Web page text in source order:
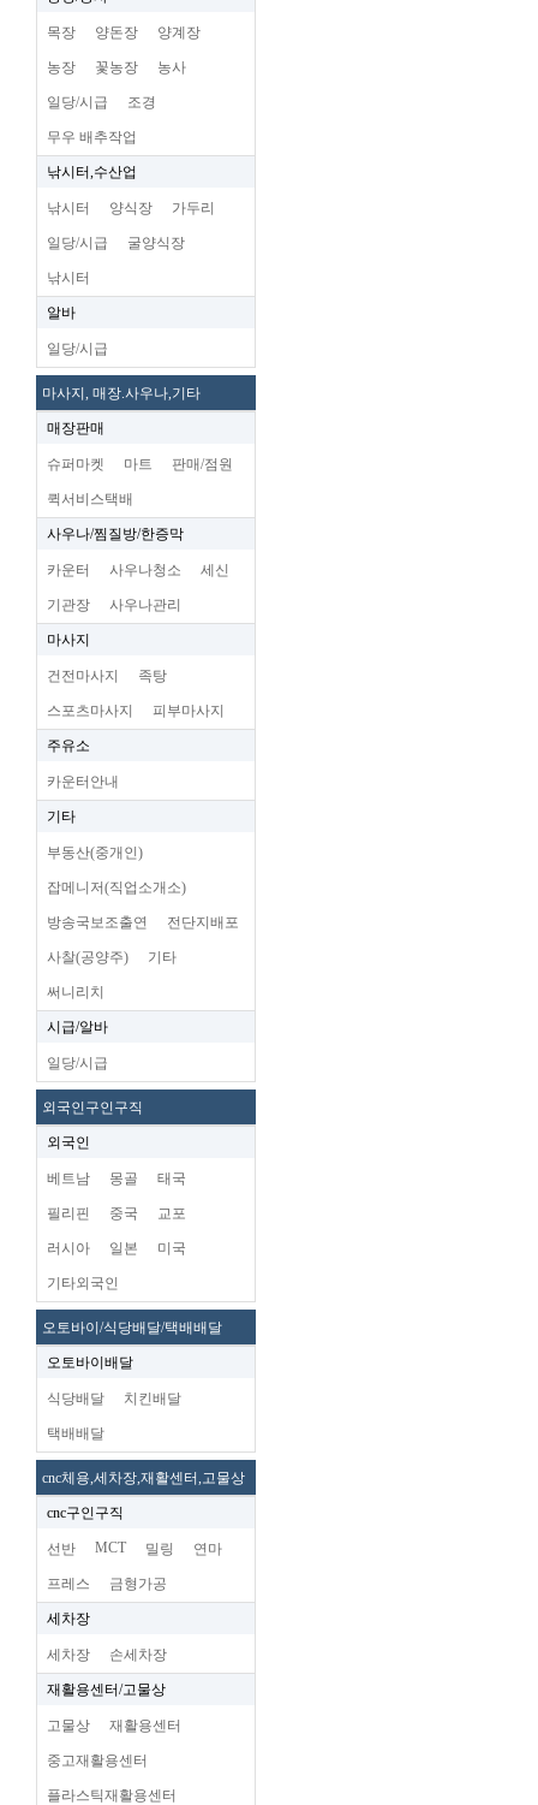
목장 양돈장 양계장
농장 꽃농장 농사
일당/시급 조경
무우 배추작업
낚시터,수산업
낚시터 양식장 가두리
일당/시급 굴양식장
낚시터
알바
일당/시급
마사지, 매장.사우나,기타
매장판매
슈퍼마켓 마트 판매/점원
퀵서비스택배
사우나/찜질방/한증막
카운터 사우나청소 세신
기관장 사우나관리
마사지
건전마사지 족탕
스포츠마사지 피부마사지
주유소
카운터안내
기타
부동산(중개인)
잡메니저(직업소개소)
방송국보조출연 전단지배포
사찰(공양주) 기타
써니리치
시급/알바
일당/시급
외국인구인구직
외국인
베트남 몽골 태국
필리핀 중국 교포
러시아 일본 미국
기타외국인
오토바이/식당배달/택배배달
오토바이배달
식당배달 치킨배달
택배배달
cnc체용,세차장,재활센터,고물상
cnc구인구직
선반 MCT 밀링 연마
프레스 금형가공
세차장
세차장 손세차장
재활용센터/고물상
고물상 재활용센터
중고재활용센터
플라스틱재활용센터